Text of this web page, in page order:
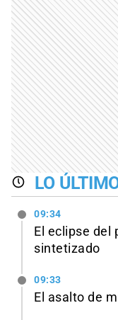
LO
09:34
El eclipse del
sintetizado
09:33
El asalto de